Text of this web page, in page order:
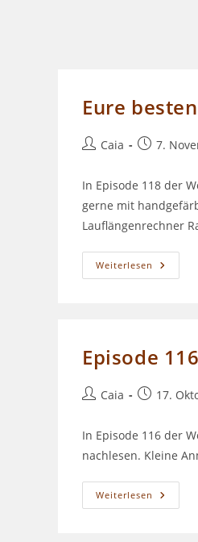
Eure
Beitrags-
Caia
Beitrag
7.
In Episode 118 der
gerne mit
Lauflängenrechner
Weiterlesen Eure
Besten
Episode
Beitrags-
Caia
Beitrag
17.
In Episode 116 der
nachlesen. Kleine
Weiterlesen Episode
116